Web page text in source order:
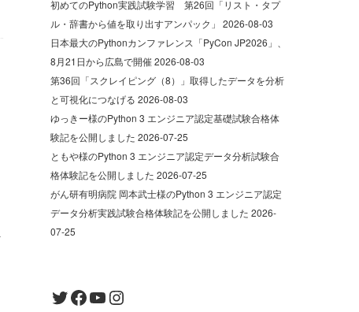
初めてのPython実践試験学習 第26回「リスト・タプ
ル・辞書から値を取り出すアンパック」 2026-08-03
日本最大のPythonカンファレンス「PyCon JP2026」、
8月21日から広島で開催2026-08-03
第36回「スクレイピング（8）」取得したデータを分析
と可視化につなげる 2026-08-03
ゆっきー様のPython 3 エンジニア認定基礎試験合格体
験記を公開しました 2026-07-25
ともや様のPython 3 エンジニア認定データ分析試験合
格体験記を公開しました 2026-07-25
がん研有明病院 岡本武士様のPython 3 エンジニア認定
データ分析実践試験合格体験記を公開しました 2026-
07-25
Twitter
Facebook
YouTube
Instagram